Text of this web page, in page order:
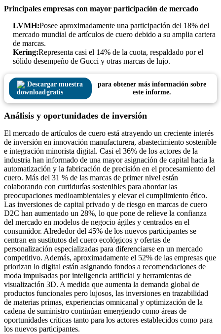
Principales empresas con mayor participación de mercado
LVMH:Posee aproximadamente una participación del 18% del
mercado mundial de artículos de cuero debido a su amplia cartera
de marcas.
Kering:Representa casi el 14% de la cuota, respaldado por el
sólido desempeño de Gucci y otras marcas de lujo.
Descargar muestra
gratis
para obtener más información sobre
este informe.
Análisis y oportunidades de inversión
El mercado de artículos de cuero está atrayendo un creciente interés
de inversión en innovación manufacturera, abastecimiento sostenible
e integración minorista digital. Casi el 36% de los actores de la
industria han informado de una mayor asignación de capital hacia la
automatización y la fabricación de precisión en el procesamiento del
cuero. Más del 31 % de las marcas de primer nivel están
colaborando con curtidurías sostenibles para abordar las
preocupaciones medioambientales y elevar el cumplimiento ético.
Las inversiones de capital privado y de riesgo en marcas de cuero
D2C han aumentado un 28%, lo que pone de relieve la confianza
del mercado en modelos de negocio ágiles y centrados en el
consumidor. Alrededor del 45% de los nuevos participantes se
centran en sustitutos del cuero ecológicos y ofertas de
personalización especializadas para diferenciarse en un mercado
competitivo. Además, aproximadamente el 52% de las empresas que
priorizan lo digital están asignando fondos a recomendaciones de
moda impulsadas por inteligencia artificial y herramientas de
visualización 3D. A medida que aumenta la demanda global de
productos funcionales pero lujosos, las inversiones en trazabilidad
de materias primas, experiencias omnicanal y optimización de la
cadena de suministro continúan emergiendo como áreas de
oportunidades críticas tanto para los actores establecidos como para
los nuevos participantes.